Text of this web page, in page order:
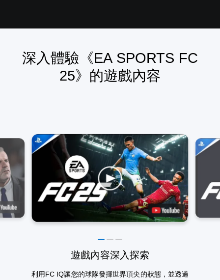
深入體驗《EA SPORTS FC
25》的遊戲內容
遊戲內容深入探索
利用FC IQ讓您的球隊發揮世界頂尖的狀態，並透過